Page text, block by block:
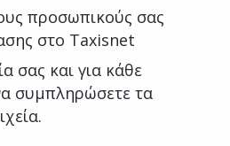
προσωπικούς σας
στο Taxisnet
σας και για κάθε
συμπληρώσετε τα